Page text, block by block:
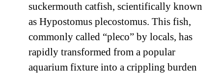
suckermouth catfish, scientifically known
as Hypostomus plecostomus. This fish,
commonly called “pleco” by locals, has
rapidly transformed from a popular
aquarium fixture into a crippling burden